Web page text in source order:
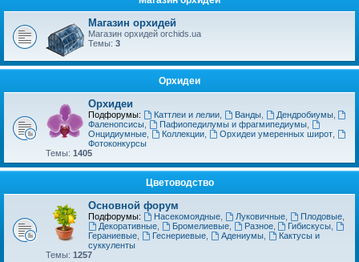
Магазин орхидей
Магазин орхидей orchids.ua
Темы: 3
Орхидеи
Орхидеи
Подфорумы: Каттлеи и лелии, Ванды, Дендробиумы,
Фаленопсисы
Пафиопедилумы и фрагмипедиумы,
Онцидиумные
Коллекции, Орхидеи умеренных широт,
Фотоконкурсы
Темы: 1405
Цветоводство
Основной форум
Подфорумы: Насекомоядные, Луковичные, Плодовые,
Декоративные, Бромелиевые, Разное, Гибискусы
Гераниевые
Геснериевые, Адениумы,
Кактусы и
суккуленты
Темы: 1257